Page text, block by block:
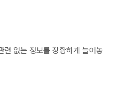
련 없는 정보를 장황하게 늘어놓